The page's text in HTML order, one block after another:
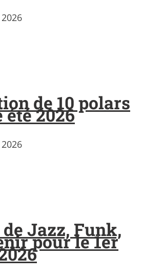
de 10 polars
2026
Jazz, Funk,
pour le 1er